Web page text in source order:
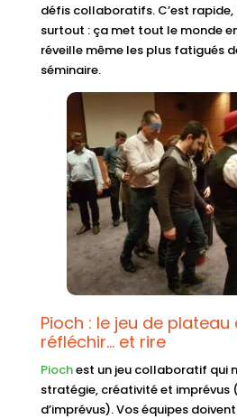
défis collaboratifs. C’est
surtout : ça met tout le monde
réveille même les plus fatigués
séminaire.
Pioch : le jeu de plateau
réfléchir… et rire
Piochest un jeu collaboratif qui
stratégie, créativité et imprévus
d’imprévus). Vos équipes